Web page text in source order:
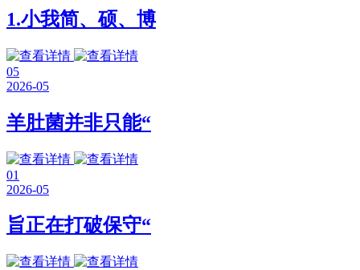
1.小我简、硕、博
05
2026-05
羊肚菌并非只能“
01
2026-05
旨正在打破保守“